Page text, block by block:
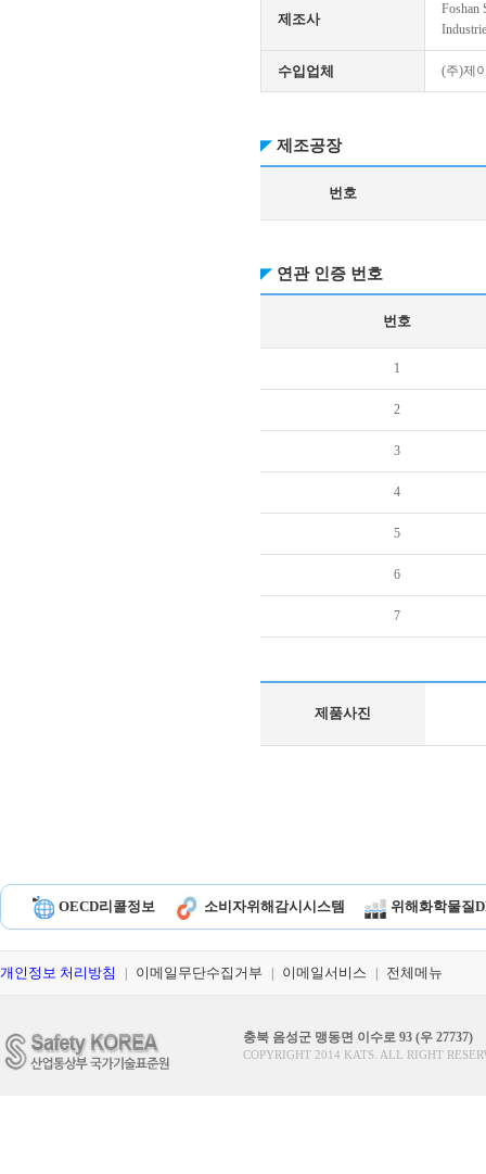
제조사
Foshan
수입업체 (주)제
제조공장
번호
연관 인증 번호
번호
1
2
3
4
5
6
7
제품사진
OECD리콜정보 소비자위해감시시스템 위해화학물질
개인정보 처리방침 이메일무단수집거부 이메일서비스 전체메뉴
충북 음성군 맹동면 이수로 93 (우 27737)
COPYRIGHT 2014 KATS. ALL RIGHT